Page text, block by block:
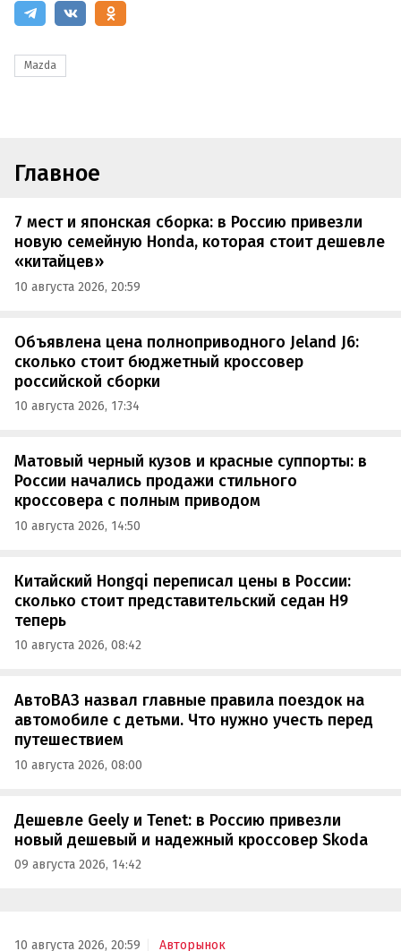
Mazda
Главное
7 мест и японская сборка: в Россию привезли
новую семейную Honda, которая стоит дешевле
«китайцев»
10 августа 2026, 20:59
Объявлена цена полноприводного Jeland J6:
сколько стоит бюджетный кроссовер
российской сборки
10 августа 2026, 17:34
Матовый черный кузов и красные суппорты: в
России начались продажи стильного
кроссовера с полным приводом
10 августа 2026, 14:50
Китайский Hongqi переписал цены в России:
сколько стоит представительский седан H9
теперь
10 августа 2026, 08:42
АвтоВАЗ назвал главные правила поездок на
автомобиле с детьми. Что нужно учесть перед
путешествием
10 августа 2026, 08:00
Дешевле Geely и Tenet: в Россию привезли
новый дешевый и надежный кроссовер Skoda
09 августа 2026, 14:42
10 августа 2026, 20:59 Авторынок